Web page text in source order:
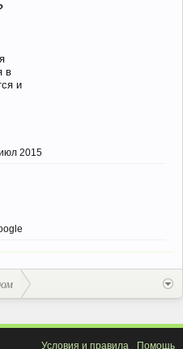
в
и
2015
Условия и правила Помощь